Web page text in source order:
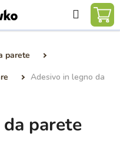
Ricerca
parete
Adesivo in legno da
parete